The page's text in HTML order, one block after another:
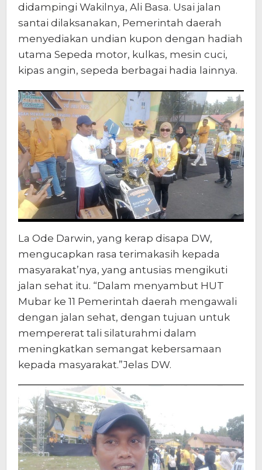
didampingi Wakilnya, Ali Basa. Usai jalan
santai dilaksanakan, Pemerintah daerah
menyediakan undian kupon dengan hadiah
utama Sepeda motor, kulkas, mesin cuci,
kipas angin, sepeda berbagai hadia lainnya.
La Ode Darwin, yang kerap disapa DW,
mengucapkan rasa terimakasih kepada
masyarakat’nya, yang antusias mengikuti
jalan sehat itu. “Dalam menyambut HUT
Mubar ke 11 Pemerintah daerah mengawali
dengan jalan sehat, dengan tujuan untuk
mempererat tali silaturahmi dalam
meningkatkan semangat kebersamaan
kepada masyarakat.”Jelas DW.